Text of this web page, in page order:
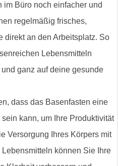
Büro noch einfacher und
regelmäßig frisches,
direkt an den Arbeitsplatz. So
Lebensmitteln
ganz auf deine gesunde
dass das Basenfasten eine
kann, um Ihre Produktivität
Versorgung Ihres Körpers mit
können Sie Ihre